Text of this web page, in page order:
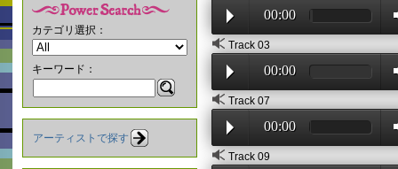
カテゴリ選択：
キーワード：
アーティストで探す
00:00
Track 03
00:00
Track 07
00:00
Track 09